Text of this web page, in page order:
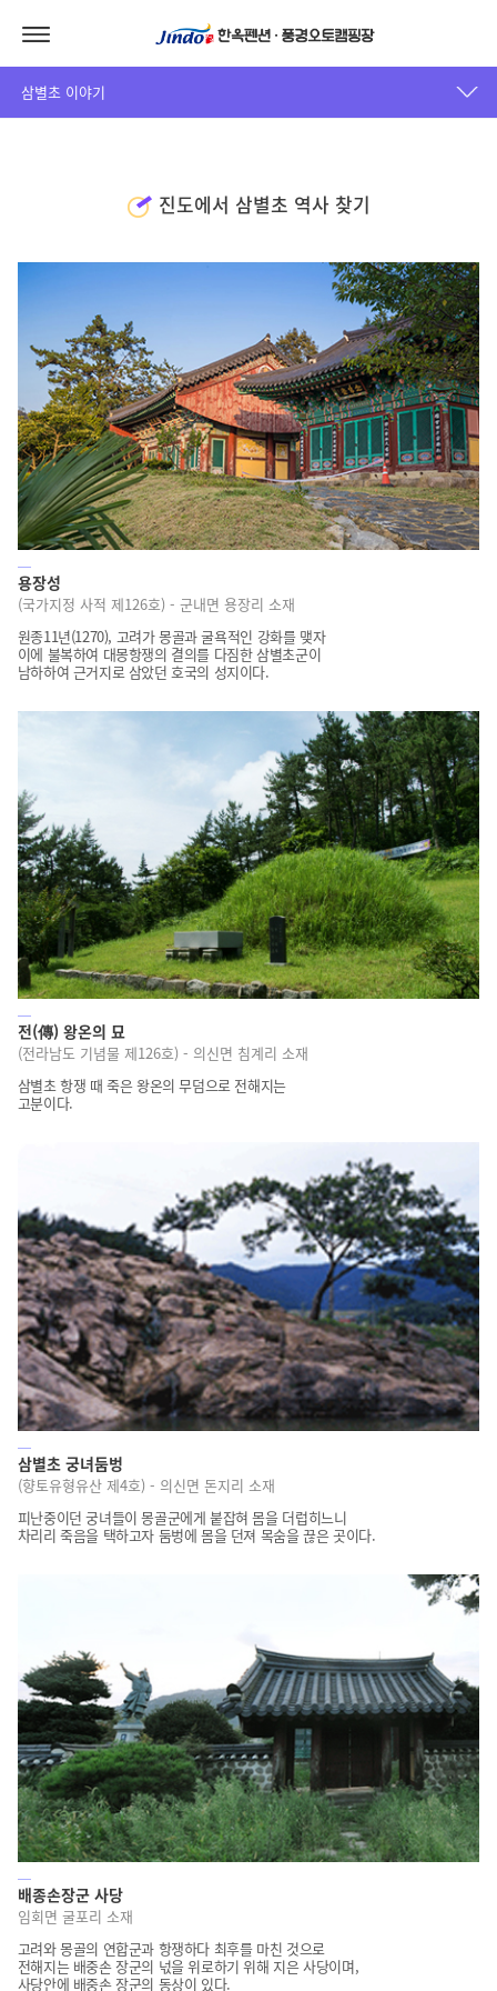
삼별초 이야기
진도에서 삼별초 역사 찾기
용장성
(국가지정 사적 제126호) - 군내면 용장리 소재
원종11년(1270), 고려가 몽골과 굴욕적인 강화를 맺자
이에 불복하여 대몽항쟁의 결의를 다짐한 삼별초군이
남하하여 근거지로 삼았던 호국의 성지이다.
전(傳) 왕온의 묘
(전라남도 기념물 제126호) - 의신면 침계리 소재
삼별초 항쟁 때 죽은 왕온의 무덤으로 전해지는
고분이다.
삼별초 궁녀둠벙
(향토유형유산 제4호) - 의신면 돈지리 소재
피난중이던 궁녀들이 몽골군에게 붙잡혀 몸을 더럽히느니
차리리 죽음을 택하고자 둠벙에 몸을 던져 목숨을 끊은 곳이다.
배종손장군 사당
임회면 굴포리 소재
고려와 몽골의 연합군과 항쟁하다 최후를 마친 것으로
전해지는 배중손 장군의 넋을 위로하기 위해 지은 사당이며,
사당안에 배중손 장군의 동상이 있다.